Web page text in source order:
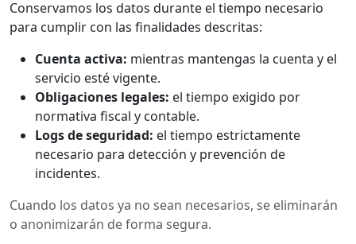
Conservamos los datos durante el tiempo necesario
para cumplir con las finalidades descritas:
Cuenta activa: mientras mantengas la cuenta y el
servicio esté vigente.
Obligaciones legales: el tiempo exigido por
normativa fiscal y contable.
Logs de seguridad: el tiempo estrictamente
necesario para detección y prevención de
incidentes.
Cuando los datos ya no sean necesarios, se eliminarán
o anonimizarán de forma segura.